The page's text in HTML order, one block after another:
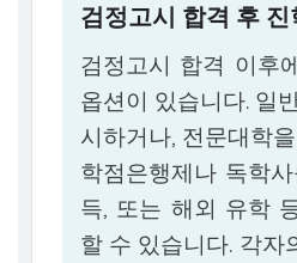
검정고시 합격 후 진
검정고시 합격 이후
옵션이 있습니다. 일
시하거나, 전문대학
학점은행제나 독학
득, 또는 해외 유학
할 수 있습니다. 각자